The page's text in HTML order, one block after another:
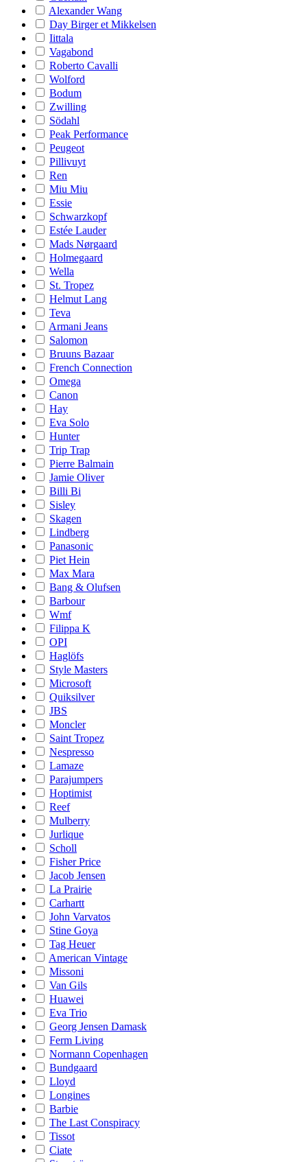
Alexander Wang
Day Birger et Mikkelsen
Iittala
Vagabond
Roberto Cavalli
Wolford
Bodum
Zwilling
Södahl
Peak Performance
Peugeot
Pillivuyt
Ren
Miu Miu
Essie
Schwarzkopf
Estée Lauder
Mads Nørgaard
Holmegaard
Wella
St. Tropez
Helmut Lang
Teva
Armani Jeans
Salomon
Bruuns Bazaar
French Connection
Omega
Canon
Hay
Eva Solo
Hunter
Trip Trap
Pierre Balmain
Jamie Oliver
Billi Bi
Sisley
Skagen
Lindberg
Panasonic
Piet Hein
Max Mara
Bang & Olufsen
Barbour
Wmf
Filippa K
OPI
Haglöfs
Style Masters
Microsoft
Quiksilver
JBS
Moncler
Saint Tropez
Nespresso
Lamaze
Parajumpers
Hoptimist
Reef
Mulberry
Jurlique
Scholl
Fisher Price
Jacob Jensen
La Prairie
Carhartt
John Varvatos
Stine Goya
Tag Heuer
American Vintage
Missoni
Van Gils
Huawei
Eva Trio
Georg Jensen Damask
Ferm Living
Normann Copenhagen
Bundgaard
Lloyd
Longines
Barbie
The Last Conspiracy
Tissot
Ciate